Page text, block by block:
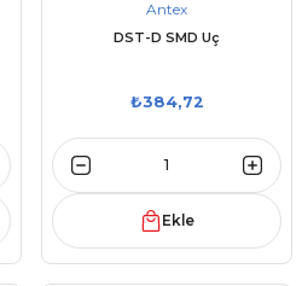
Antex
DST-D SMD Uç
₺384,72
Ekle